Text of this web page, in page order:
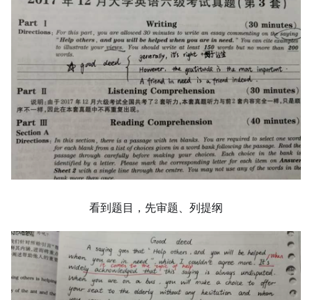
看到题目，先审题、列提纲